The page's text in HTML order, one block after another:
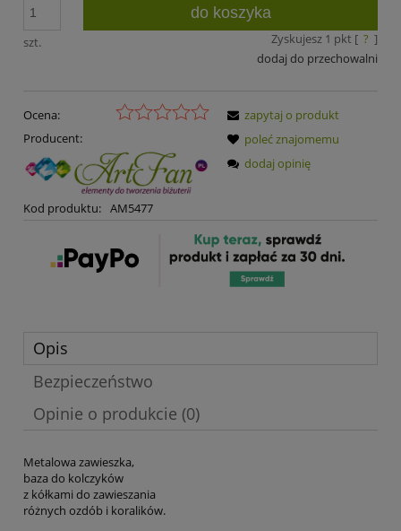
szt.
do koszyka
Zyskujesz 1 pkt [ ? ]
dodaj do przechowalni
Ocena:
Producent:
Kod produktu: AM5477
zapytaj o produkt
poleć znajomemu
dodaj opinię
Opis
Bezpieczeństwo
Opinie o produkcie (0)
Metalowa zawieszka,
baza do kolczyków
z kółkami do zawieszania
różnych ozdób i koralików.